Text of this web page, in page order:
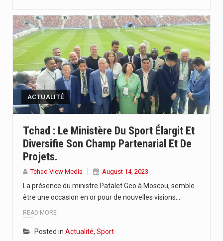
ACTUALITÉ
Tchad : Le Ministère Du Sport Élargit Et
Diversifie Son Champ Partenarial Et De
Projets.
Tchad View Media August 14, 2023
La présence du ministre Patalet Geo à Moscou, semble
être une occasion en or pour de nouvelles visions…
READ MORE
Posted in Actualité, Sport